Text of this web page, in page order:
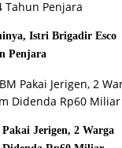
Istri Brigadir Esco
Penjara
Jerigen, 2 Warga